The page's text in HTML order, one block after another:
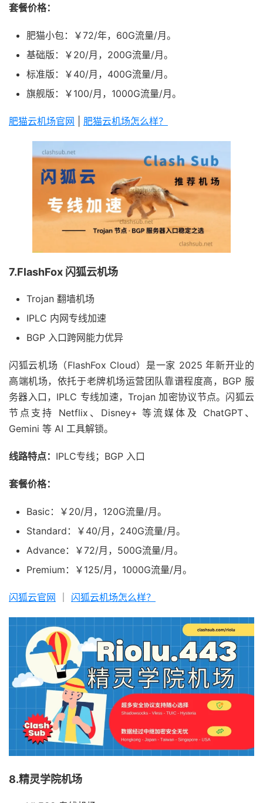
套餐价格：
肥猫小包：￥72/年，60G流量/月。
基础版：￥20/月，200G流量/月。
标准版：￥40/月，400G流量/月。
旗舰版：￥100/月，1000G流量/月。
肥猫云机场官网 肥猫云机场怎么样？
7.FlashFox 闪狐云机场
Trojan 翻墙机场
IPLC 内网专线加速
BGP 入口跨网能力优异
闪狐云机场（FlashFox Cloud）是一家 2025 年新开业的
高端机场，依托于老牌机场运营团队靠谱程度高，BGP 服
务器入口，IPLC 专线加速，Trojan 加密协议节点。闪狐云
节点支持 Netflix、Disney+ 等流媒体及 ChatGPT、
Gemini 等 AI 工具解锁。
线路特点： IPLC专线；BGP 入口
套餐价格：
Basic：￥20/月，120G流量/月。
Standard：￥40/月，240G流量/月。
Advance：￥72/月，500G流量/月。
Premium：￥125/月，1000G流量/月。
闪狐云官网 闪狐云机场怎么样？
8.精灵学院机场